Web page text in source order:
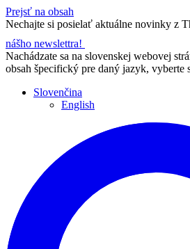
Prejsť na obsah
Nechajte si posielať aktuálne novinky z
nášho newslettra!
Nachádzate sa na slovenskej webovej
obsah špecifický pre daný jazyk, vyberte
Slovenčina
English